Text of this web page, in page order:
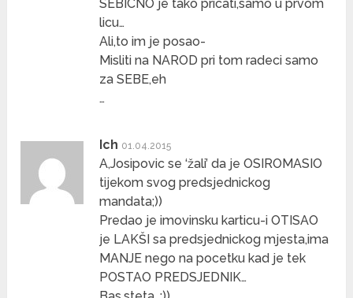
SEBICNO je tako pricati,samo u prvom
licu…
Ali,to im je posao-
Misliti na NAROD pri tom radeci samo
za SEBE,eh
…
Ich 01.04.2015
A,Josipovic se ‘žali’ da je OSIROMASIO
tijekom svog predsjednickog
mandata;))
Predao je imovinsku karticu-i OTISAO
je LAKŠI sa predsjednickog mjesta,ima
MANJE nego na pocetku kad je tek
POSTAO PREDSJEDNIK…